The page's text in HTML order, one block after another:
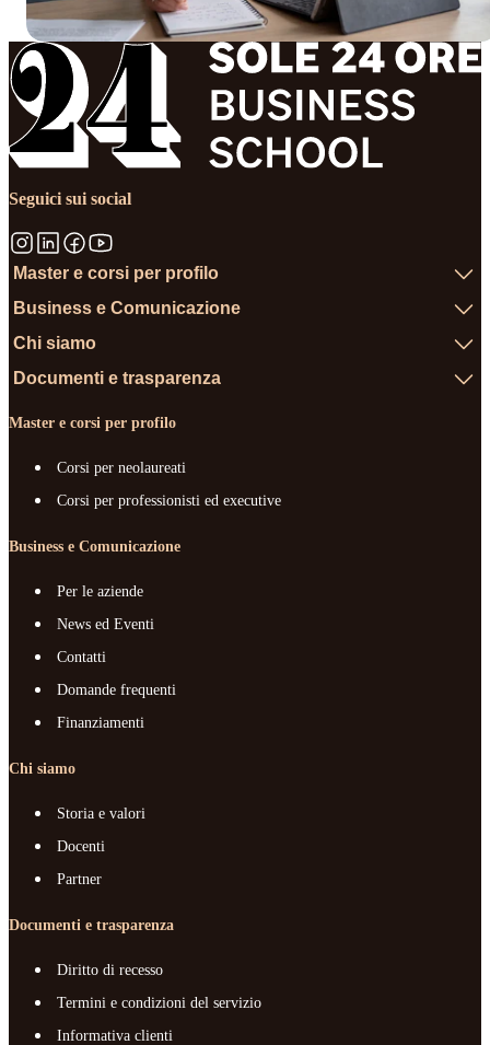
Seguici sui social
Master e corsi per profilo
Business e Comunicazione
Chi siamo
Documenti e trasparenza
Master e corsi per profilo
Corsi per neolaureati
Corsi per professionisti ed executive
Business e Comunicazione
Per le aziende
News ed Eventi
Contatti
Domande frequenti
Finanziamenti
Chi siamo
Storia e valori
Docenti
Partner
Documenti e trasparenza
Diritto di recesso
Termini e condizioni del servizio
Informativa clienti